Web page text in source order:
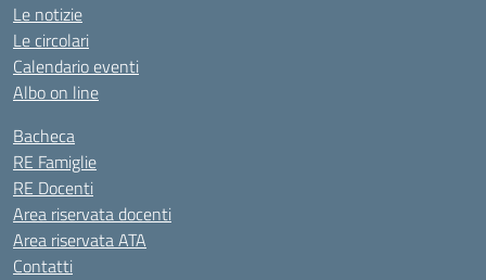
Le notizie
Le circolari
Calendario eventi
Albo on line
Bacheca
RE Famiglie
RE Docenti
Area riservata docenti
Area riservata ATA
Contatti